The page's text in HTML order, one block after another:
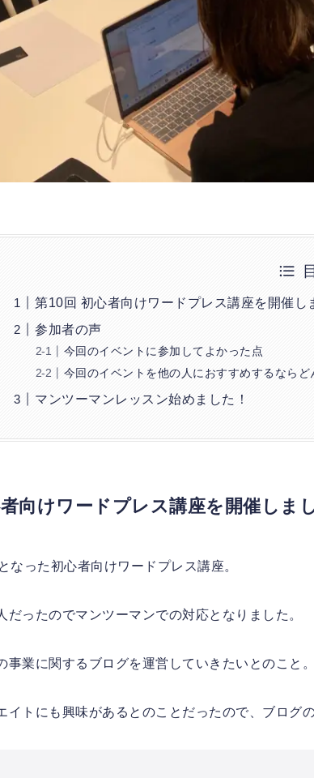
第10回 初心者向けワードプレス講座を開催し
参加者の声
今回のイベントに参加してよかった点
今回のイベントを他の人におすすめするならど
マンツーマンレッスン始めました！
向けワードプレス講座を開催しま
なった初心者向けワードプレス講座。
だったのでマンツーマンでの対応となりました。
事業に関するブログを運営していきたいとのこと。
イトにも興味があるとのことだったので、ブログ